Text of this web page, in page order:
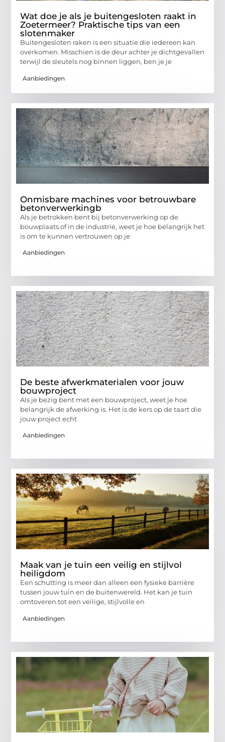
Wat doe je als je buitengesloten raakt in
Zoetermeer? Praktische tips van een
slotenmaker
Buitengesloten raken is een situatie die iedereen kan
overkomen. Misschien is de deur achter je dichtgevallen
terwijl de sleutels nog binnen liggen, ben je je
Aanbiedingen
Onmisbare machines voor betrouwbare
betonverwerkingb
Als je betrokken bent bij betonverwerking op de
bouwplaats of in de industrie, weet je hoe belangrijk het
is om te kunnen vertrouwen op je
Aanbiedingen
De beste afwerkmaterialen voor jouw
bouwproject
Als je bezig bent met een bouwproject, weet je hoe
belangrijk de afwerking is. Het is de kers op de taart die
jouw project echt
Aanbiedingen
Maak van je tuin een veilig en stijlvol
heiligdom
Een schutting is meer dan alleen een fysieke barrière
tussen jouw tuin en de buitenwereld. Het kan je tuin
omtoveren tot een veilige, stijlvolle en
Aanbiedingen